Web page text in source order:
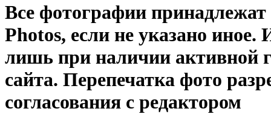
Все фотографии
Photos, если не указано иное.
лишь при наличии активной
сайта. Перепечатка фото
согласования с редактором